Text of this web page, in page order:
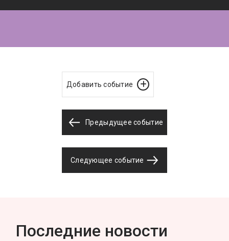
Добавить событие
Предыдущее событие
Следующее событие
Последние новости